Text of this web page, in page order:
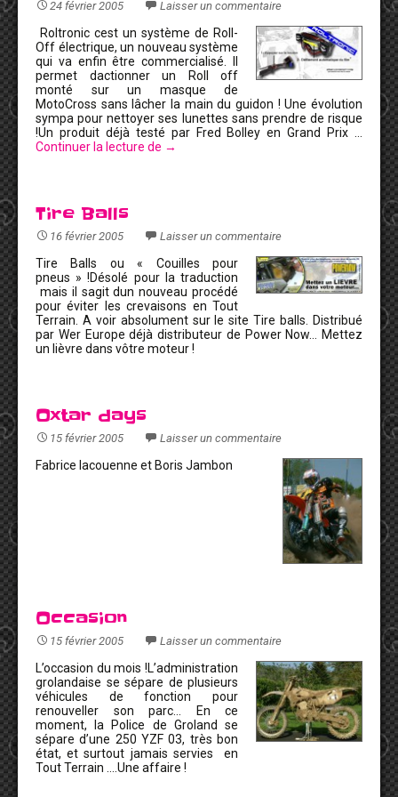
24 février 2005 Laisser un commentaire
Roltronic cest un système de Roll-
Off électrique, un nouveau système
qui va enfin être commercialisé. Il
permet dactionner un Roll off
monté sur un masque de
MotoCross sans lâcher la main du guidon ! Une évolution
sympa pour nettoyer ses lunettes sans prendre de risque
!Un produit déjà testé par Fred Bolley en Grand Prix …
Continuer la lecture de →
Tire Balls
16 février 2005 Laisser un commentaire
Tire Balls ou « Couilles pour
pneus » !Désolé pour la traduction
mais il sagit dun nouveau procédé
pour éviter les crevaisons en Tout
Terrain. A voir absolument sur le site Tire balls. Distribué
par Wer Europe déjà distributeur de Power Now… Mettez
un lièvre dans vôtre moteur !
Oxtar days
15 février 2005 Laisser un commentaire
Fabrice lacouenne et Boris Jambon
Occasion
15 février 2005 Laisser un commentaire
L’occasion du mois !L’administration
grolandaise se sépare de plusieurs
véhicules de fonction pour
renouveller son parc… En ce
moment, la Police de Groland se
sépare d’une 250 YZF 03, très bon
état, et surtout jamais servies en
Tout Terrain ….Une affaire !